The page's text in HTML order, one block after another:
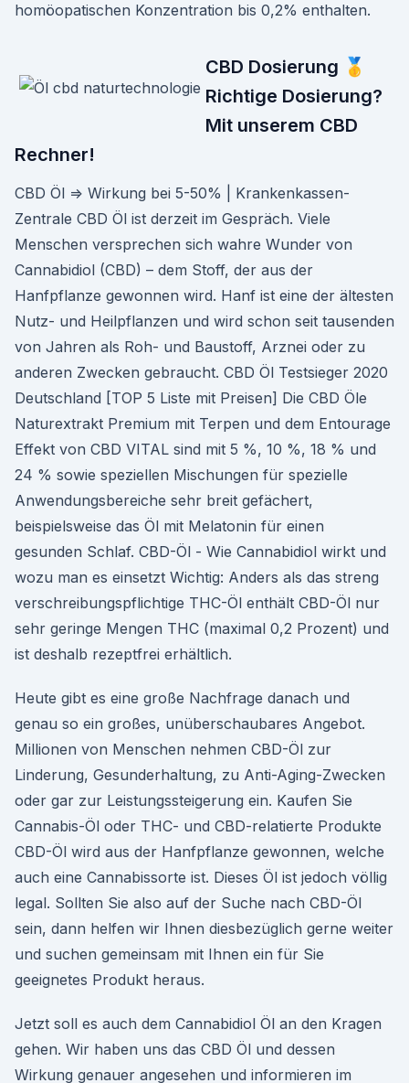
homöopatischen Konzentration bis 0,2% enthalten.
CBD Dosierung 🥇
Richtige Dosierung?
Mit unserem CBD
Rechner!
CBD Öl ⇒ Wirkung bei 5-50% | Krankenkassen-
Zentrale CBD Öl ist derzeit im Gespräch. Viele
Menschen versprechen sich wahre Wunder von
Cannabidiol (CBD) – dem Stoff, der aus der
Hanfpflanze gewon­nen wird. Hanf ist eine der ältesten
Nutz- und Heilpflanzen und wird schon seit tausenden
von Jahren als Roh- und Baustoff, Arznei oder zu
anderen Zwecken gebraucht. CBD Öl Testsieger 2020
Deutschland [TOP 5 Liste mit Preisen] Die CBD Öle
Naturextrakt Premium mit Terpen und dem Entourage
Effekt von CBD VITAL sind mit 5 %, 10 %, 18 % und
24 % sowie speziellen Mischungen für spezielle
Anwendungsbereiche sehr breit gefächert,
beispielsweise das Öl mit Melatonin für einen
gesunden Schlaf. CBD-Öl - Wie Cannabidiol wirkt und
wozu man es einsetzt Wichtig: Anders als das streng
verschreibungspflichtige THC-Öl enthält CBD-Öl nur
sehr geringe Mengen THC (maximal 0,2 Prozent) und
ist deshalb rezeptfrei erhältlich.
Heute gibt es eine große Nachfrage danach und
genau so ein großes, unüberschaubares Angebot.
Millionen von Menschen nehmen CBD-Öl zur
Linderung, Gesunderhaltung, zu Anti-Aging-Zwecken
oder gar zur Leistungssteigerung ein. Kaufen Sie
Cannabis-Öl oder THC- und CBD-relatierte Produkte
CBD-Öl wird aus der Hanfpflanze gewonnen, welche
auch eine Cannabissorte ist. Dieses Öl ist jedoch völlig
legal. Sollten Sie also auf der Suche nach CBD-Öl
sein, dann helfen wir Ihnen diesbezüglich gerne weiter
und suchen gemeinsam mit Ihnen ein für Sie
geeignetes Produkt heraus.
Jetzt soll es auch dem Cannabidiol Öl an den Kragen
gehen. Wir haben uns das CBD Öl und dessen
Wirkung genauer angesehen und informieren im